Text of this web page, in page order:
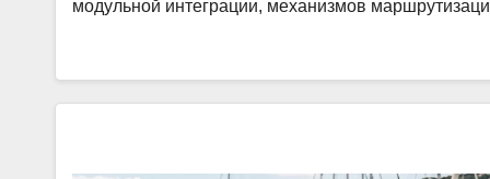
модульной интеграции, механизмов